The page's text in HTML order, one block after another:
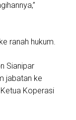
ranah hukum.
Sianipar
jabatan ke
Koperasi